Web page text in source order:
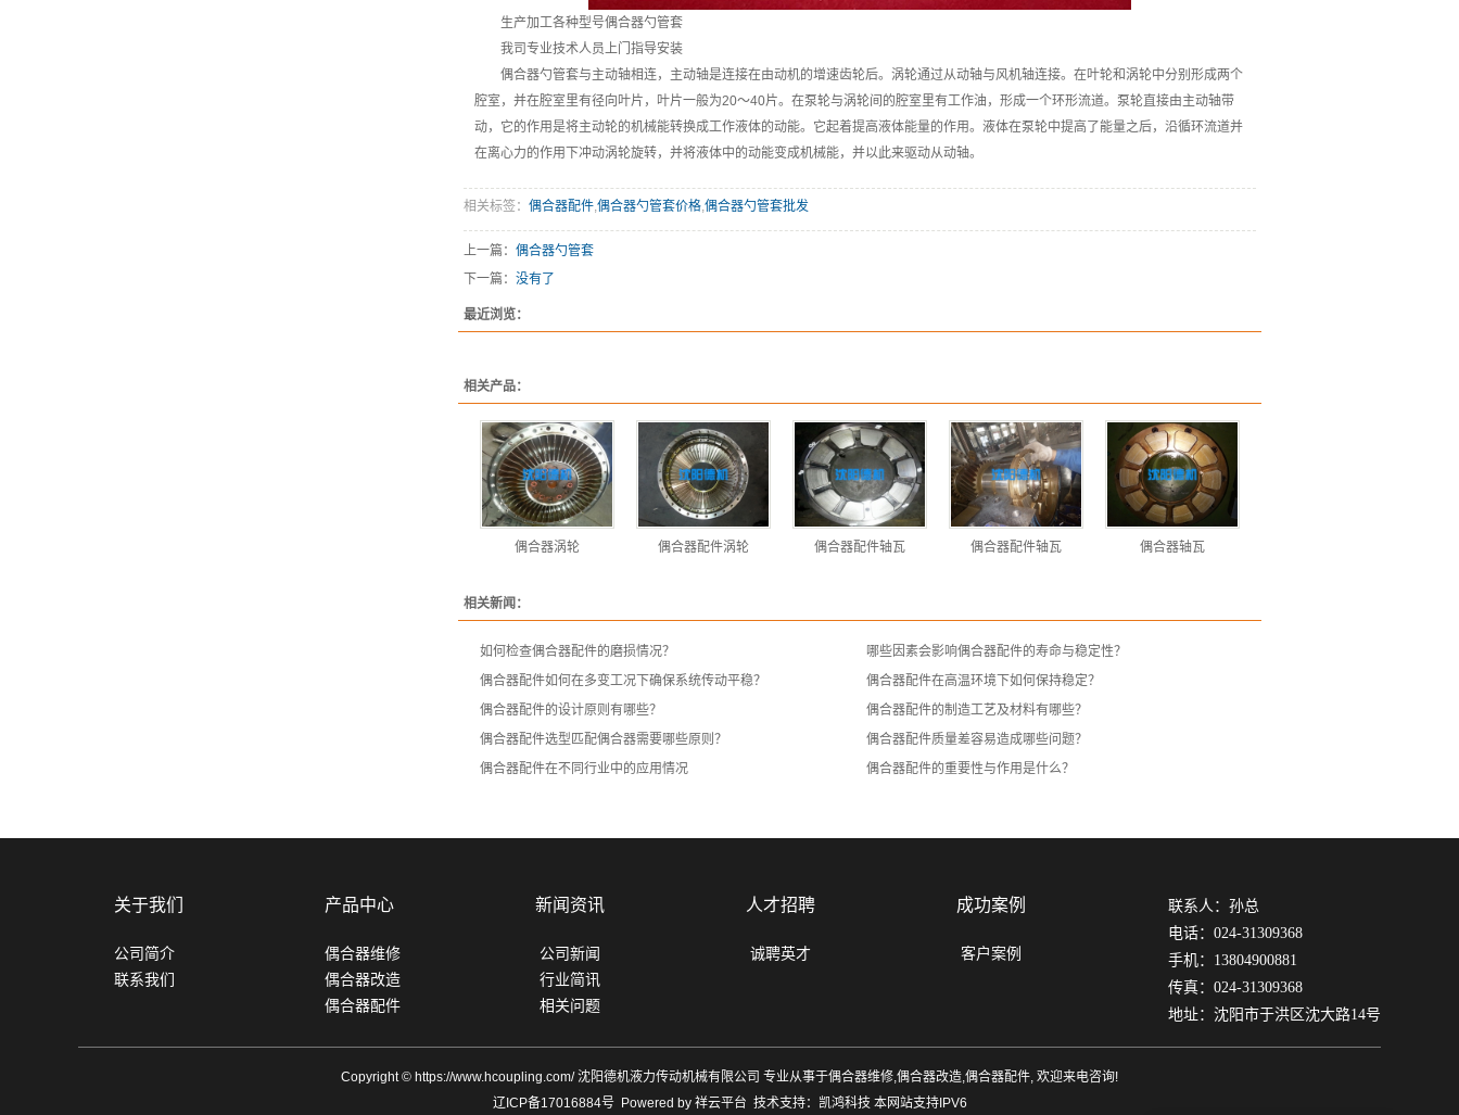
生产加工各种型号偶合器勺管套
我司专业技术人员上门指导安装
偶合器勺管套与主动轴相连，主动轴是连接在由动机的增速齿轮后。涡轮通过从动轴与风机轴连接。在叶轮和涡轮中分别形成两个
腔室，并在腔室里有径向叶片，叶片一般为20～40片。在泵轮与涡轮间的腔室里有工作油，形成一个环形流道。泵轮直接由主动轴带
动，它的作用是将主动轮的机械能转换成工作液体的动能。它起着提高液体能量的作用。液体在泵轮中提高了能量之后，沿循环流道并
在离心力的作用下冲动涡轮旋转，并将液体中的动能变成机械能，并以此来驱动从动轴。
相关标签： 偶合器配件,偶合器勺管套价格,偶合器勺管套批发
上一篇： 偶合器勺管套
下一篇： 没有了
最近浏览：
相关产品：
偶合器涡轮 偶合器配件涡轮 偶合器配件轴瓦 偶合器配件轴瓦 偶合器轴瓦
相关新闻：
如何检查偶合器配件的磨损情况？
哪些因素会影响偶合器配件的寿命与稳定性？
偶合器配件如何在多变工况下确保系统传动平稳？
偶合器配件在高温环境下如何保持稳定？
偶合器配件的设计原则有哪些？
偶合器配件的制造工艺及材料有哪些？
偶合器配件选型匹配偶合器需要哪些原则？
偶合器配件质量差容易造成哪些问题？
偶合器配件在不同行业中的应用情况
偶合器配件的重要性与作用是什么？
关于我们
公司简介
联系我们
产品中心
偶合器维修
偶合器改造
偶合器配件
新闻资讯
公司新闻
行业简讯
相关问题
人才招聘
诚聘英才
成功案例
客户案例
联系人：孙总
电话：024-31309368
手机：13804900881
传真：024-31309368
地址：沈阳市于洪区沈大路14号
Copyright © https://www.hcoupling.com/ 沈阳德机液力传动机械有限公司 专业从事于偶合器维修,偶合器改造,偶合器配件, 欢迎来电咨询!
辽ICP备17016884号Powered by 祥云平台 技术支持： 凯鸿科技本网站支持IPV6